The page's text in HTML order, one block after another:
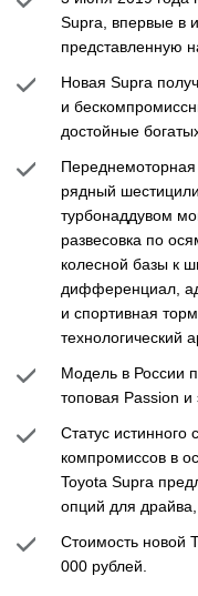
Supra, впервые в
представленную
Новая Supra
и
достойные
Переднемоторная
рядный
турбонаддувом
развесовка по
колесной базы к
дифференциал,
и спортивная
технологический
Модель в России
топовая Passion и
Статус истинного
компромиссов в
Toyota Supra
опций для
Стоимость новой
000 рублей.